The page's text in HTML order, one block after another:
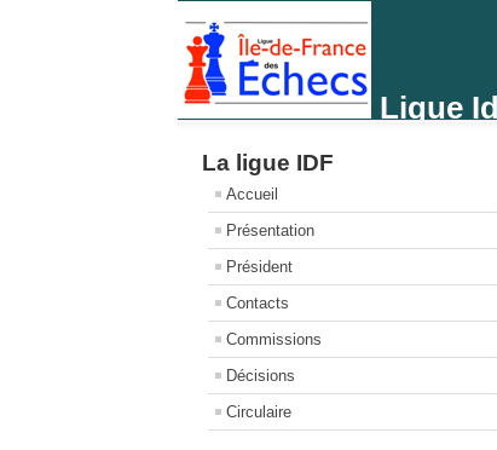
Ligue
La ligue IDF
Accueil
Présentation
Président
Contacts
Commissions
Décisions
Circulaire